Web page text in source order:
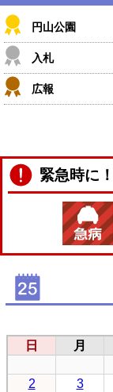
円山公園
入札
広報
緊急時に！